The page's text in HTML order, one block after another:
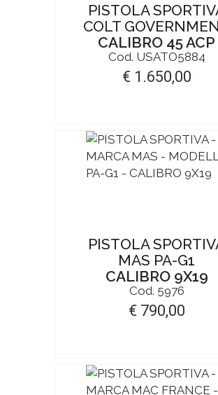
PISTOLA
COLT
CALIBRO 45 ACP
Cod. USATO5884
€ 1.650,00
PISTOLA
MAS PA-G1
CALIBRO 9X19
Cod. 5976
€ 790,00